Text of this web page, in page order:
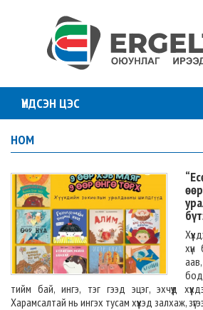
ҮНДСЭН ЦЭС
НОМ
тийм бай, ингэ, тэг гээд эцэг, эхчүүд
Харамсалтай нь ингэх тусам хүүхэд залхаж,